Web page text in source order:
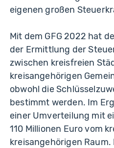
eigenen großen
Mit dem GFG 2022 hat
der Ermittlung der
zwischen kreisfreien
kreisangehörigen
obwohl die
bestimmt werden. Im
einer Umverteilung mit
110 Millionen Euro vom
kreisangehörigen